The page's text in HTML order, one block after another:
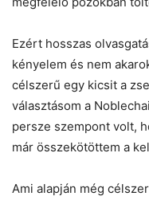
Ezért hosszas
kényelem és nem
célszerű egy kicsit a
választásom a
persze szempont volt,
már összekötöttem a
Ami alapján még